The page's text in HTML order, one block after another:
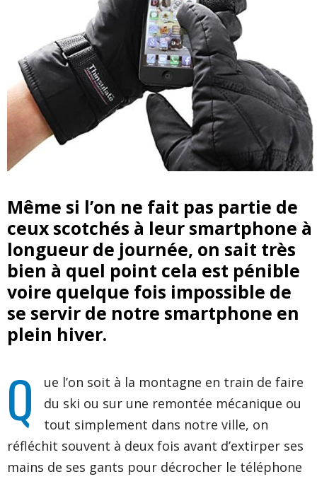
Même si l’on ne fait pas partie de
ceux scotchés à leur smartphone à
longueur de journée, on sait très
bien à quel point cela est pénible
voire quelque fois impossible de
se servir de notre smartphone en
plein hiver.
Q
ue l’on soit à la montagne en train de faire
du ski ou sur une remontée mécanique ou
tout simplement dans notre ville, on
réfléchit souvent à deux fois avant d’extirper ses
mains de ses gants pour décrocher le téléphone